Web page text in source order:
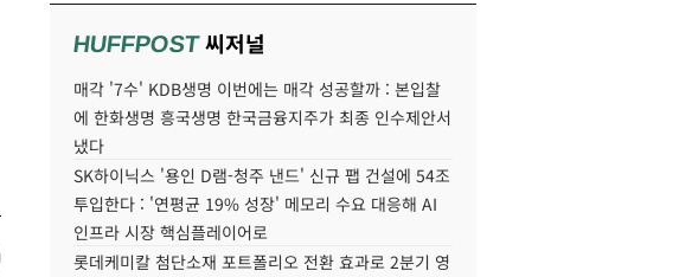
HUFFPOST씨저널
매각 '7수' KDB생명 이번에는 매각 성공할까 : 본입찰
에 한화생명 흥국생명 한국금융지주가 최종 인수제안서
냈다
SK하이닉스 '용인 D램-청주 낸드' 신규 팹 건설에 54조
투입한다 : '연평균 19% 성장' 메모리 수요 대응해 AI
인프라 시장 핵심플레이어로
롯데케미칼 첨단소재 포트폴리오 전환 효과로 2분기 영